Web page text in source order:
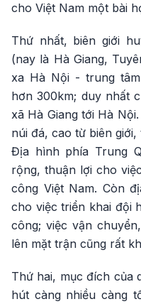
cho Việt Nam một bài
Thứ nhất, biên giới
(nay là Hà Giang,
xa Hà Nội - trung
hơn 300km; duy nhất
xã Hà Giang tới Hà
núi đá, cao từ biên
Địa hình phía Trung
rộng, thuận lợi cho
công Việt Nam. Còn
cho việc triển khai đội
công; việc vận
lên mặt trận cũng rất
Thứ hai, mục đích của
hút càng nhiều càng